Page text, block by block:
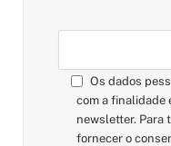
Os dados
com a finalidade
newsletter. Para
fornecer o